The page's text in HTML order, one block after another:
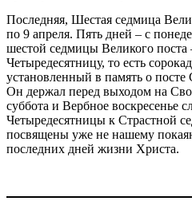
Последняя, Шестая седмица
по 9 апреля. Пять дней – с
шестой седмицы Великого
Четыредесятницу, то есть
установленный в память о
Он держал перед выходом на
суббота и Вербное воскресенье
Четыредесятницы к Страстной
посвящены уже не нашему
последних дней жизни Христа.